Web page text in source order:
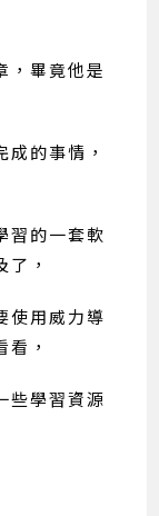
，畢竟他是
的事情，
習的一套軟
，
使用威力導
，
些學習資源